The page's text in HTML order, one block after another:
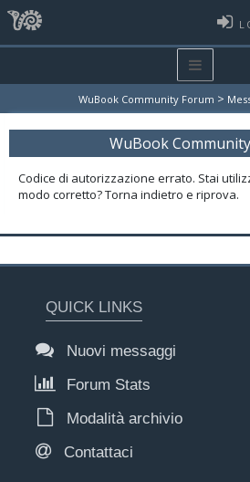
WuBook Community Forum >
WuBook
Codice di autorizzazione errato. Stai
modo corretto? Torna indietro e riprova.
QUICK LINKS
Nuovi messaggi
Forum Stats
Modalità archivio
Contattaci